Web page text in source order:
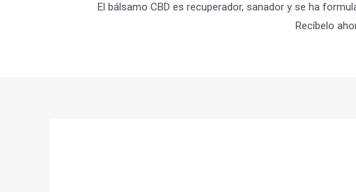
El bálsamo CBD es recuperador, sanador y se ha
Recíbelo